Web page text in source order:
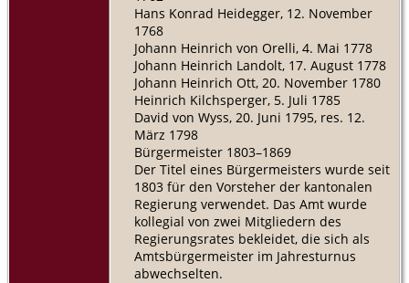
Hans Konrad Heidegger, 12. November
1768
Johann Heinrich von Orelli, 4. Mai 1778
Johann Heinrich Landolt, 17. August 1778
Johann Heinrich Ott, 20. November 1780
Heinrich Kilchsperger, 5. Juli 1785
David von Wyss, 20. Juni 1795, res. 12.
März 1798
Bürgermeister 1803–1869
Der Titel eines Bürgermeisters wurde seit
1803 für den Vorsteher der kantonalen
Regierung verwendet. Das Amt wurde
kollegial von zwei Mitgliedern des
Regierungsrates bekleidet, die sich als
Amtsbürgermeister im Jahresturnus
abwechselten.